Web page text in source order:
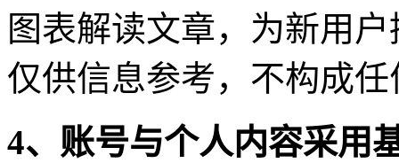
图表解读文章，为新用
仅供信息参考，不构成
4、账号与个人内容采用